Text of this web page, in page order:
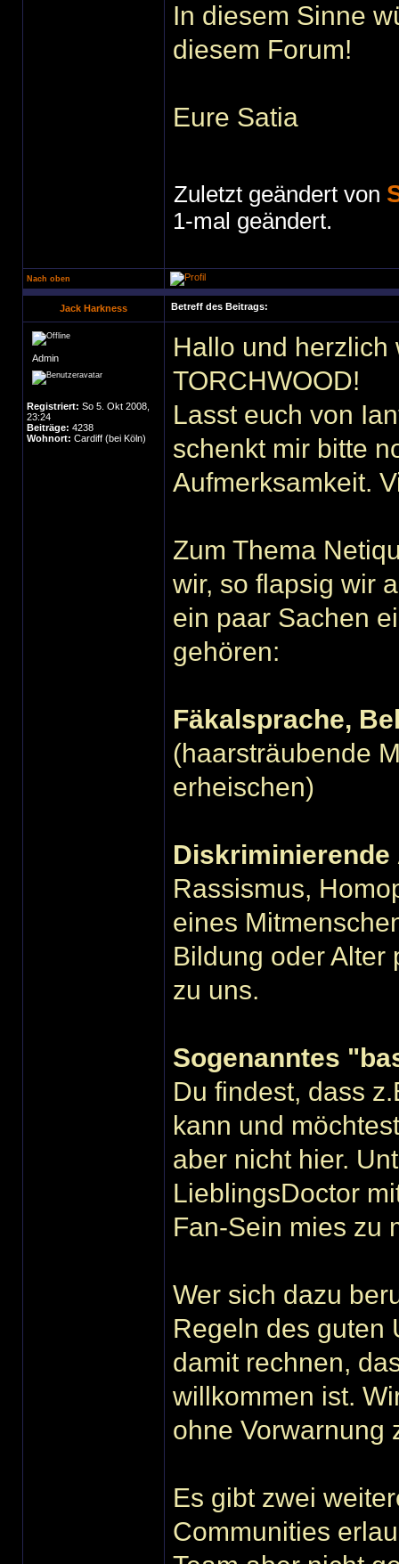
In diesem Sinne
diesem Forum!
Eure Satia
Zuletzt geändert von
1-mal geändert.
Nach oben
Jack Harkness Betreff des Beitrags:
Admin
Registriert: So 5. Okt 2008,
23:24
Beiträge: 4238
Wohnort: Cardiff (bei Köln)
Hallo und herzlich
TORCHWOOD!
Lasst euch von
schenkt mir bitte
Aufmerksamkeit.
Zum Thema
wir, so flapsig wir
ein paar Sachen
gehören:
Fäkalsprache,
(haarsträubende
erheischen)
Rassismus,
eines
Bildung oder Alter
zu uns.
Sogenanntes
Du findest, dass
kann und
aber nicht hier.
LieblingsDoctor
Fan-Sein mies zu
Wer sich dazu
Regeln des guten
damit rechnen,
willkommen ist.
ohne Vorwarnung
Es gibt zwei
Communities